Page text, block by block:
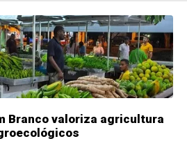
Branco valoriza agricultura